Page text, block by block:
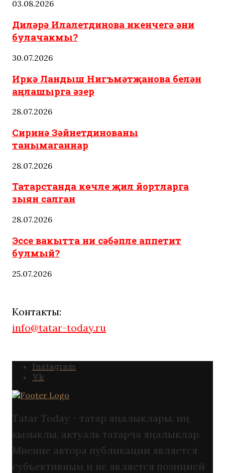
03.08.2026
Диләрә Илалетдинова икенчегә әни
булачакмы?
30.07.2026
Иркә Ландыш Нигъмәтҗанова белән
аңлашырга әзер
28.07.2026
Сиринә Зәйнетдинованы
танымаганнар
28.07.2026
Татарстанда көчле җил йортларга
зыян салган
28.07.2026
Эссе вакытта ни сәбәпле аппетит
булмый?
25.07.2026
Контакты:
info@tatar-today.ru
Instagram
Vk
Tatar Today - татар яңалыклары. иң
кызыклы, актуаль татарча яңалыклар.
Мнение автора публикации является
субъективным и не является позицией